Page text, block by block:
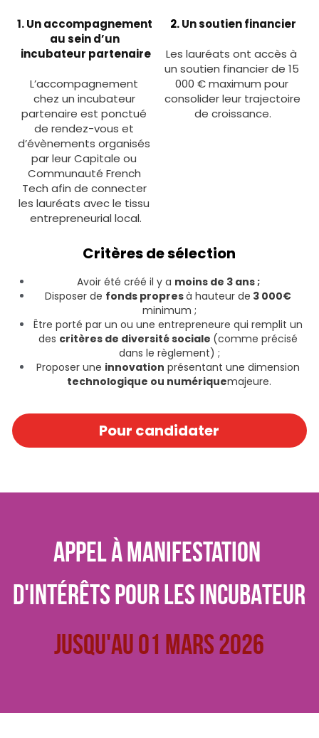
1. Un accompagnement
au sein d’un
incubateur partenaire
L’accompagnement
chez un incubateur
partenaire est ponctué
de rendez-vous et
d’évènements organisés
par leur Capitale ou
Communauté French
Tech afin de connecter
les lauréats avec le tissu
entrepreneurial local.
2. Un soutien financier
Les lauréats ont accès à
un soutien financier de 15
000 € maximum pour
consolider leur trajectoire
de croissance.
Critères de sélection
Avoir été créé il y a moins de 3 ans ;
Disposer de fonds propresà hauteur de 3 000€
minimum ;
Être porté par un ou une entrepreneure qui remplit un
des critères de diversité sociale (comme précisé
dans le règlement) ;
Proposer une innovation présentant une dimension
technologique ou numériquemajeure.
Pour candidater
APPEL À Manifestation
d'intérêts pour les INCUBATeur
Jusqu'au 01 mars 2026